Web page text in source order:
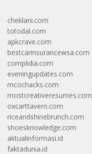
cheklani.com
totodal.com
apkcrave.com
bestcarinsurancewsa.com
complidia.com
eveningupdates.com
mcochacks.com
mostcreativeresumes.com
oxcarttavern.com
riceandshinebrunch.com
shoesknowledge.com
aktualinformasi.id
faktadunia.id